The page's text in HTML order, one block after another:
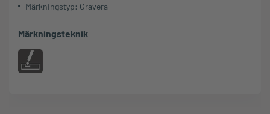
Märkningstyp: Gravera
Märkningsteknik